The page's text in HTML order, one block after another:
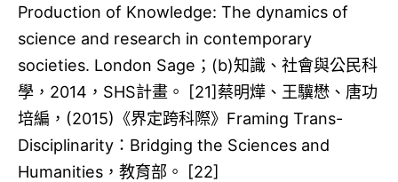
Production of Knowledge: The dynamics of
science and research in contemporary
societies. London Sage；(b)知識、社會與公民科
學，2014，SHS計畫。 [21]​蔡明燁、王驥懋、唐功
培編，(2015)《界定跨科際》Framing Trans-
Disciplinarity：Bridging the Sciences and
Humanities，教育部。 [22]​